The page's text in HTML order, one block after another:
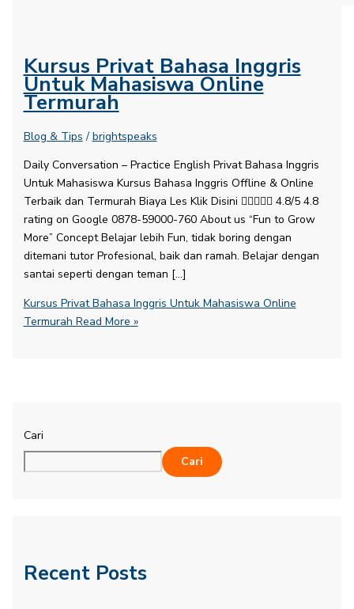
Kursus Privat Bahasa Inggris
Untuk Mahasiswa Online
Termurah
Blog & Tips / brightspeaks
Daily Conversation – Practice English​ Privat Bahasa Inggris
Untuk Mahasiswa Kursus Bahasa Inggris Offline & Online
Terbaik dan Termurah Biaya Les Klik Disini  4.8/5 4.8
rating on Google 0878-59000-760 About us “Fun to Grow
More” Concept Belajar lebih Fun, tidak boring dengan
ditemani tutor Profesional, baik dan ramah. Belajar dengan
santai seperti dengan teman […]
Kursus Privat Bahasa Inggris Untuk Mahasiswa Online
Termurah Read More »
Cari
Cari
Recent Posts